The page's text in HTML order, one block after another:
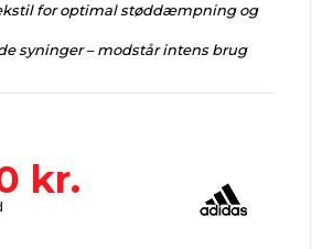
for optimal støddæmpning og
syninger – modstår intens brug
kr.